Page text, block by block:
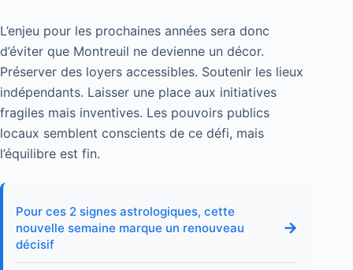
L’enjeu pour les prochaines années sera donc
d’éviter que Montreuil ne devienne un décor.
Préserver des loyers accessibles. Soutenir les lieux
indépendants. Laisser une place aux initiatives
fragiles mais inventives. Les pouvoirs publics
locaux semblent conscients de ce défi, mais
l’équilibre est fin.
Pour ces 2 signes astrologiques, cette
nouvelle semaine marque un renouveau
décisif
→